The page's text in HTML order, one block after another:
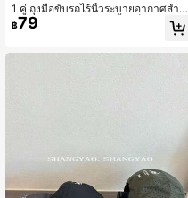
1 คู่ ถุงมือขับรถไร้นิ้วระบายอากาศสำห
รับผู้หญิง, ถุงมือผ้าไหมน้ำแข็งป้องกันรัง
สียูวีหน้าจอสัมผัสสำหรับใช้กลางแจ้ง, เ
฿79